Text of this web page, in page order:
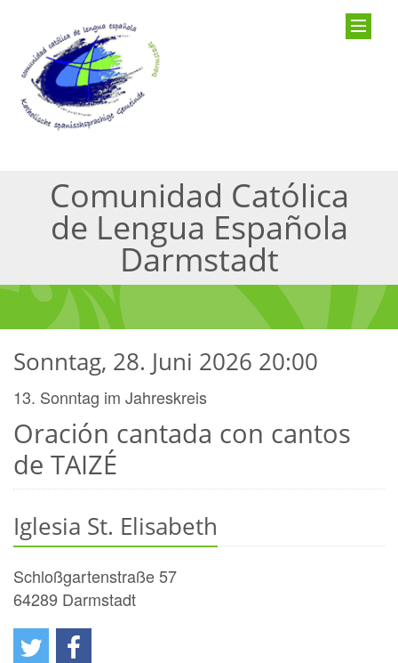
Comunidad Católica
de Lengua Española
Darmstadt
Oración cantada con cantos
de TAIZÉ
Sonntag, 28. Juni 2026 20:00
13. Sonntag im Jahreskreis
Iglesia St. Elisabeth
Schloßgartenstraße 57
64289 Darmstadt